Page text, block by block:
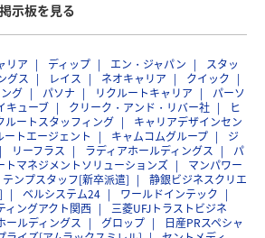
示板を見る
リア ディップ エン・ジャパン
スタッ
グス
レイス ネオキャリア
クイック
グ
パソナ リクルートキャリア
パーソ
キューブ クリーク・アンド・リバー社
ヒ
ルートスタッフィング
キャリアデザインセン
ートエージェント キャムコムグループ
ジ
リーフラス ラディアホールディングス
パ
トマネジメントソリューションズ
マンパワー
テンプスタッフ[新卒派遣]
静銀ビジネスクリエ
ベルシステム24
ワールドインテック
ィングアクト関西
三菱UFJトラストビジネ
ールディングス グロップ
日産PRスペシャ